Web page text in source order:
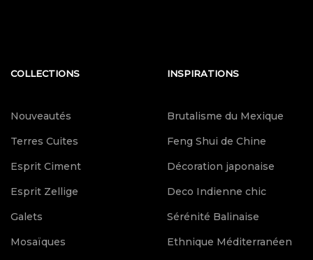
COLLECTIONS
Nouveautés
Terres Cuites
Esprit Ciment
Esprit Zellige
Galets
Mosaïques
INSPIRATIONS
Brutalisme du Mexique
Feng Shui de Chine
Décoration japonaise
Deco Indienne chic
Sérénité Balinaise
Ethnique Méditerranéen